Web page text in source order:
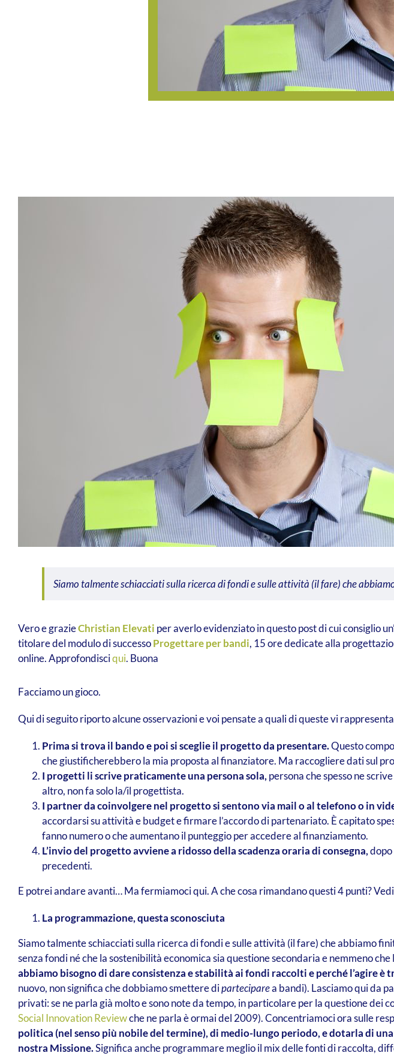
Siamo talmente schiacciati sulla ricerca di fondi e sulle attività (il fare) che
Vero e grazieChristian Elevati per averlo evidenziato in questo post di cui consiglio
titolare del modulo di successoProgettare per bandi, 15 ore dedicate alla
online. Approfondisciqui. Buona
Facciamo un gioco.
Qui di seguito riporto alcune osservazioni e voi pensate a quali di queste vi
Prima si trova il bando e poi si sceglie il progetto da presentare.Questo
che giustificherebbero la mia proposta al finanziatore. Ma raccogliere dati sul
I progetti li scrive praticamente una persona sola, persona che spesso ne
altro, non fa solo la/il progettista.
I partner da coinvolgere nel progetto si sentono via mail o al telefono o in
accordarsi su attività e budget e firmare l’accordo di partenariato. È capitato
fanno numero o che aumentano il punteggio per accedere al finanziamento.
L’invio del progetto avviene a ridosso della scadenza oraria di consegna,
precedenti.
E potrei andare avanti… Ma fermiamoci qui. A che cosa rimandano questi 4 punti?
La programmazione, questa sconosciuta
Siamo talmente schiacciati sulla ricerca di fondi e sulle attività (il fare) che abbiamo
senza fondi né che la sostenibilità economica sia questione secondaria e nemmeno
abbiamo bisogno di dare consistenza e stabilità ai fondi raccolti e perché l’agire
nuovo, non significa che dobbiamo smettere diparteciparea bandi). Lasciamo qui da
privati: se ne parla già molto e sono note da tempo, in particolare per la questione dei
Social Innovation Reviewche ne parla è ormai del 2009). Concentriamoci ora sulle
politica (nel senso più nobile del termine), di medio-lungo periodo, e dotarla di
nostra Missione.Significa anche programmare meglio il mix delle fonti di raccolta,